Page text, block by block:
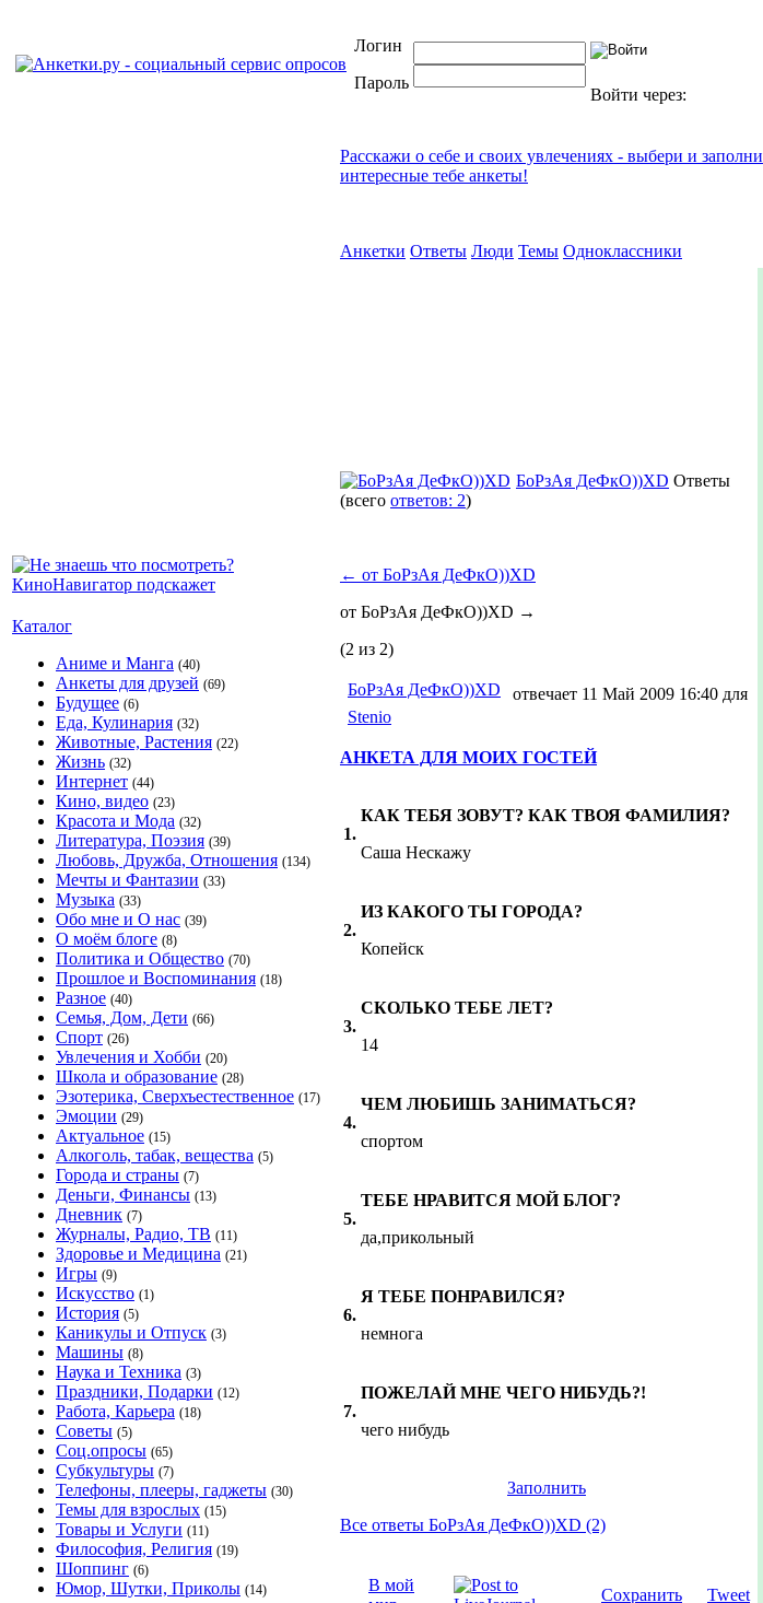
Логин
Пароль
Войти через:
Каталог
Аниме и Манга (40)
Анкеты для друзей (69)
Будущее (6)
Еда, Кулинария (32)
Животные, Растения (22)
Жизнь (32)
Интернет (44)
Кино, видео (23)
Красота и Мода (32)
Литература, Поэзия (39)
Любовь, Дружба, Отношения (134)
Мечты и Фантазии (33)
Музыка (33)
Обо мне и О нас (39)
О моём блоге (8)
Политика и Общество (70)
Прошлое и Воспоминания (18)
Разное (40)
Семья, Дом, Дети (66)
Спорт (26)
Увлечения и Хобби (20)
Школа и образование (28)
Эзотерика, Сверхъестественное (17)
Эмоции (29)
Актуальное (15)
Алкоголь, табак, вещества (5)
Города и страны (7)
Деньги, Финансы (13)
Дневник (7)
Журналы, Радио, ТВ (11)
Здоровье и Медицина (21)
Игры (9)
Искусство (1)
История (5)
Каникулы и Отпуск (3)
Машины (8)
Наука и Техника (3)
Праздники, Подарки (12)
Работа, Карьера (18)
Советы (5)
Соц.опросы (65)
Субкультуры (7)
Телефоны, плееры, гаджеты (30)
Темы для взрослых (15)
Товары и Услуги (11)
Философия, Религия (19)
Шоппинг (6)
Юмор, Шутки, Приколы (14)
Расскажи о себе и своих увлечениях - выбери и заполни
интересные тебе анкеты!
Анкетки Ответы Люди Темы Одноклассники
БоРзАя ДеФкО))XD Ответы
(всего ответов: 2)
← от БоРзАя ДеФкО))XD
от БоРзАя ДеФкО))XD →
(2 из 2)
БоРзАя ДеФкО))XD
отвечает 11 Май 2009 16:40 для
Stenio
АНКЕТА ДЛЯ МОИХ ГОСТЕЙ
1.
КАК ТЕБЯ ЗОВУТ? КАК ТВОЯ ФАМИЛИЯ?
Саша Нескажу
2.
ИЗ КАКОГО ТЫ ГОРОДА?
Копейск
3.
СКОЛЬКО ТЕБЕ ЛЕТ?
14
4.
ЧЕМ ЛЮБИШЬ ЗАНИМАТЬСЯ?
спортом
5.
ТЕБЕ НРАВИТСЯ МОЙ БЛОГ?
да,прикольный
6.
Я ТЕБЕ ПОНРАВИЛСЯ?
немнога
7.
ПОЖЕЛАЙ МНЕ ЧЕГО НИБУДЬ?!
чего нибудь
Заполнить
Все ответы БоРзАя ДеФкО))XD (2)
В мой
Сохранить Tweet